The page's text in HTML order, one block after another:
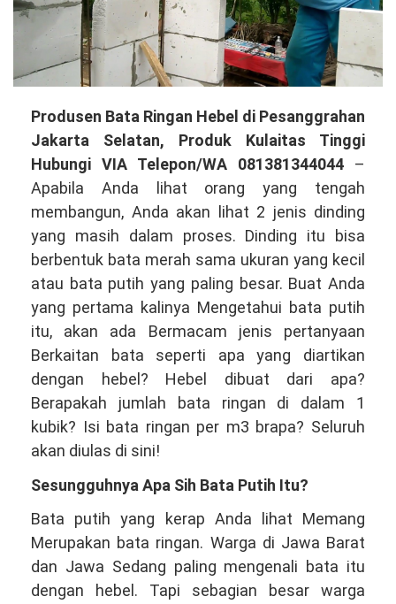
Produsen
Bata
Ringan
Hebel
di
Pesanggrahan
Jakarta
Selatan,
Produk
Kualitas
Tinggi
Hubungi
VIA
Telepon/WA
081381344044
Produsen Bata Ringan Hebel di Pesanggrahan
Jakarta Selatan, Produk Kulaitas Tinggi
Hubungi VIA Telepon/WA 081381344044 –
Apabila Anda lihat orang yang tengah
membangun, Anda akan lihat 2 jenis dinding
yang masih dalam proses. Dinding itu bisa
berbentuk bata merah sama ukuran yang kecil
atau bata putih yang paling besar. Buat Anda
yang pertama kalinya Mengetahui bata putih
itu, akan ada Bermacam jenis pertanyaan
Berkaitan bata seperti apa yang diartikan
dengan hebel? Hebel dibuat dari apa?
Berapakah jumlah bata ringan di dalam 1
kubik? Isi bata ringan per m3 brapa? Seluruh
akan diulas di sini!
Sesungguhnya Apa Sih Bata Putih Itu?
Bata putih yang kerap Anda lihat Memang
Merupakan bata ringan. Warga di Jawa Barat
dan Jawa Sedang paling mengenali bata itu
dengan hebel. Tapi sebagian besar warga